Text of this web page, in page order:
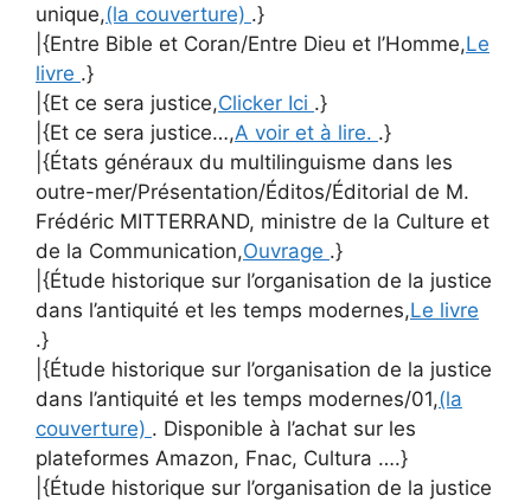
unique,(la couverture) .}
|{Entre Bible et Coran/Entre Dieu et l’Homme,Le
livre .}
|{Et ce sera justice,Clicker Ici .}
|{Et ce sera justice…,A voir et à lire. .}
|{États généraux du multilinguisme dans les
outre-mer/Présentation/Éditos/Éditorial de M.
Frédéric MITTERRAND, ministre de la Culture et
de la Communication,Ouvrage .}
|{Étude historique sur l’organisation de la justice
dans l’antiquité et les temps modernes,Le livre
.}
|{Étude historique sur l’organisation de la justice
dans l’antiquité et les temps modernes/01,(la
couverture) . Disponible à l’achat sur les
plateformes Amazon, Fnac, Cultura ….}
|{Étude historique sur l’organisation de la justice